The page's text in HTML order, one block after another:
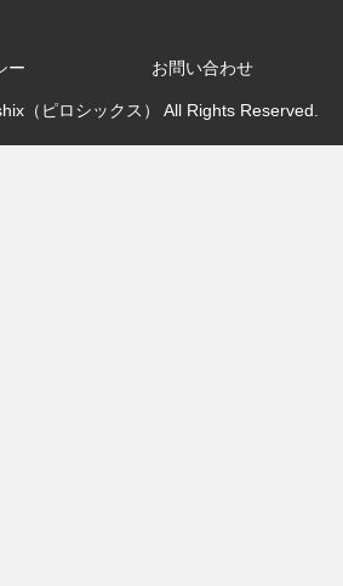
ー お問い合わせ
（ピロシックス） All Rights Reserved.